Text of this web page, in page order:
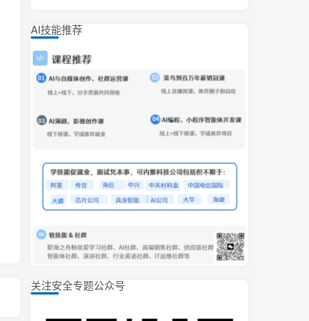
AI技能推荐
关注安全专题公众号